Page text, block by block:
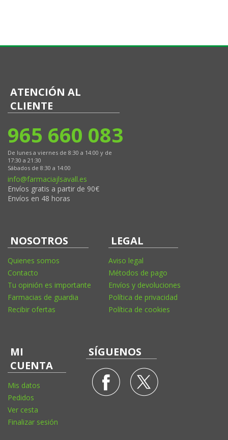
ATENCIÓN AL
CLIENTE
965 660 083
De lunes a viernes de 8:30 a 14:00 y de
17:30 a 21:30
Sábados de 8:30 a 14:00
info@farmaciajlsavall.es
Envíos gratis a partir de 90€
Envíos en 48 horas
NOSOTROS
Quienes somos
Contacto
Tu opinión es importante
Farmacias de guardia
Recibir ofertas
LEGAL
Aviso legal
Métodos de pago
Envíos y devoluciones
Política de privacidad
Política de cookies
MI
CUENTA
Mis datos
Pedidos
Ver cesta
Finalizar sesión
SÍGUENOS